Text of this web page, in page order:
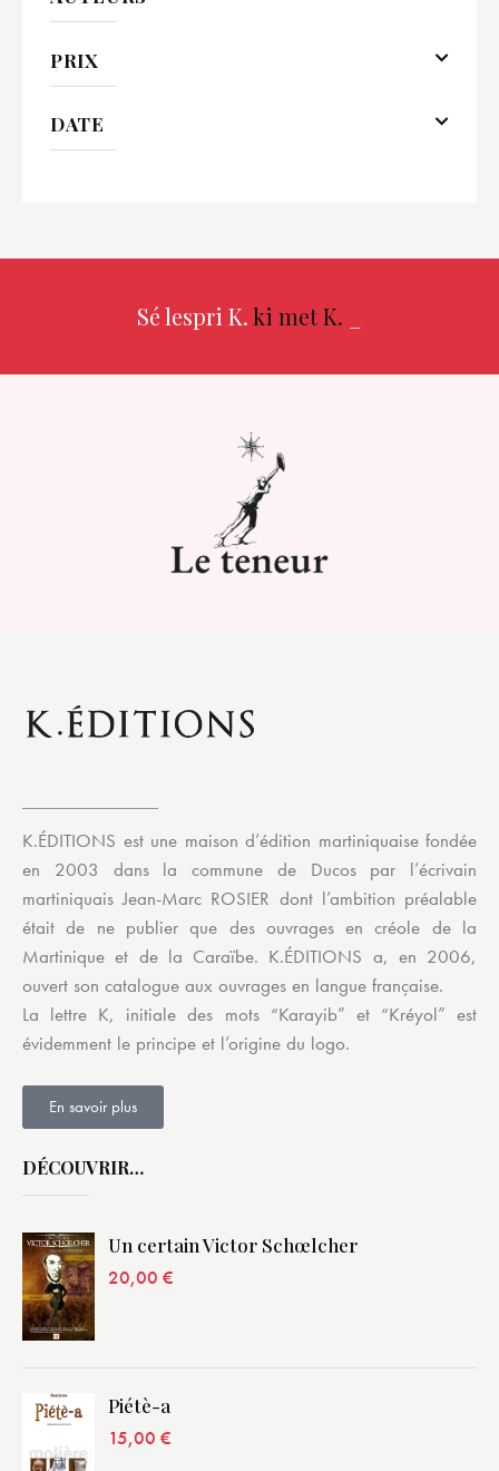
PRIX
DATE
Sé lespri K.ki met K.
K.ÉDITIONS est une maison d’édition martiniquaise fondée
en 2003 dans la commune de Ducos par l’écrivain
martiniquais Jean-Marc ROSIER dont l’ambition préalable
était de ne publier que des ouvrages en créole de la
Martinique et de la Caraïbe. K.ÉDITIONS a, en 2006,
ouvert son catalogue aux ouvrages en langue française.
La lettre K, initiale des mots “Karayib” et “Kréyol” est
évidemment le principe et l’origine du logo.
En savoir plus
DÉCOUVRIR…
Un certain Victor Schœlcher
20,00 €
Piétè-a
15,00 €